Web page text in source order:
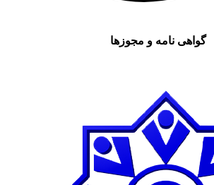
گواهی نامه و مجوزها